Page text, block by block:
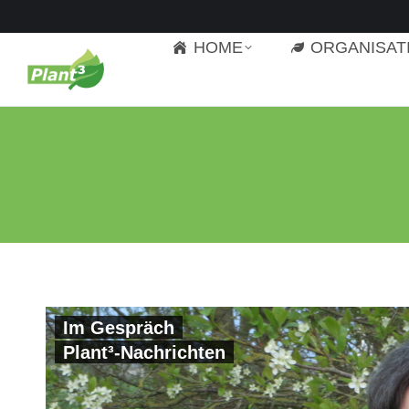
HOME
Im Gespräch
Plant³-Nachrichten